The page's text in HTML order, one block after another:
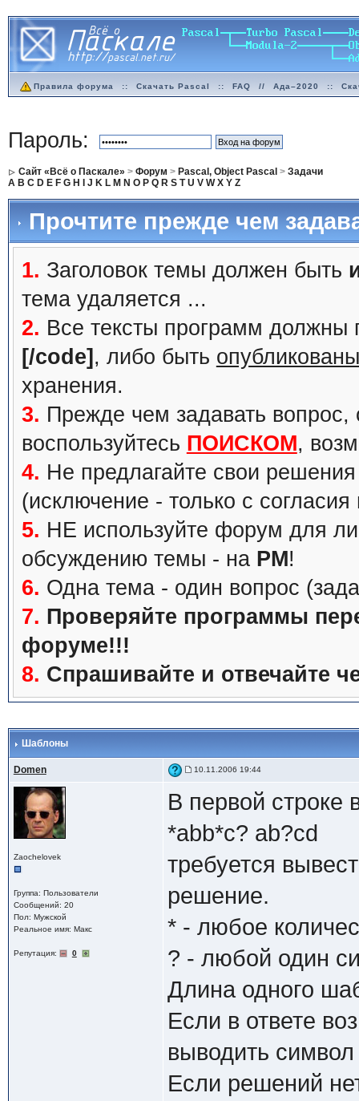
Правила форума :: Скачать Pascal :: FAQ // Ада–2020 ::
Пароль:
Сайт «Всё о Паскале» > Форум > Pascal, Object Pascal > Задачи
A B C D E F G H J K L M N O P Q R S T U V W X Y Z
Прочтите прежде чем
1. Заголовок темы должен быть
тема удаляется ...
2. Все тексты программ должны
[/code] , либо быть
хранения.
3. Прежде чем задавать вопрос,
воспользуйтесь ПОИСКОМ,
4. Не предлагайте свои
(исключение - только с
5. НЕ используйте форум для
обсуждению темы - на PM!
6. Одна тема - один вопрос
7. Проверяйте программы
форуме!!!
8. Спрашивайте и отвечайте
Шаблоны
Domen 10.11.2006 19:44
Zaochelovek
Группа: Пользователи
Сообщений: 20
Пол: Мужской
Реальное имя: Макс
Репутация: 0
В первой строке
*abb*c? ab?cd
требуется
решение.
* - любое
? - любой один
Длина одного
Если в ответе
выводить
Если решений